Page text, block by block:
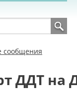
сообщения
ДДТ на